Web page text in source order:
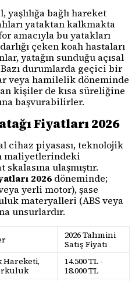
yaşlılığa bağlı hareket
yataktan kalkmakta
amacıyla bu yatakları
çeken koah hastaları
yatağın sunduğu açısal
durumlarda geçici bir
veya hamilelik döneminde
kişiler de kısa süreliğine
başvurabilirler.
Fiyatları 2026
cihaz piyasası, teknolojik
maliyetlerindeki
ulaşmıştır.
2026 döneminde;
yerli motor), şase
materyalleri (ABS veya
unsurlardır.
2026 Tahmini
Satış Fiyatı
Hareketi,
14.500 TL -
18.000 TL